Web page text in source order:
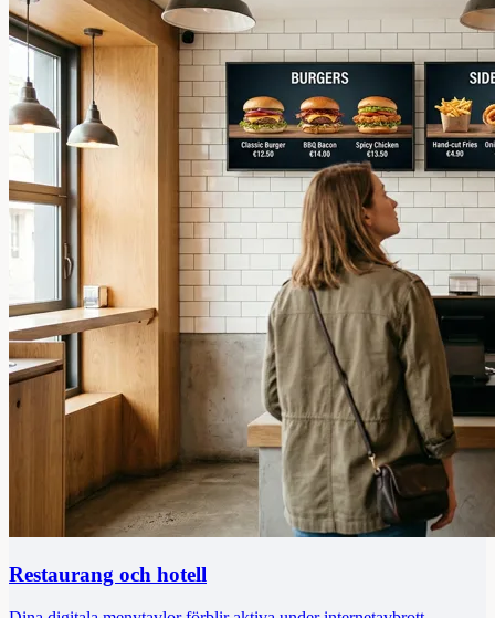
Restaurang och hotell